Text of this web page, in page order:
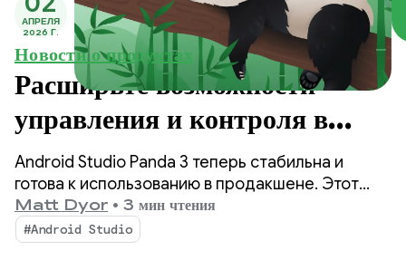
АПРЕЛЯ
2026 Г.
Новости о продуктах
Расширьте возможности
управления и контроля в
режиме агента с помощью
Android Studio Panda
3.
Android Studio Panda 3 теперь стабильна и
готова к использованию в продакшене. Этот
релиз предоставляет еще больше
возможностей для управления и настройки
рабочих процессов на основе ИИ, что делает
Matt Dyor • 3 мин чтения
#Android Studio